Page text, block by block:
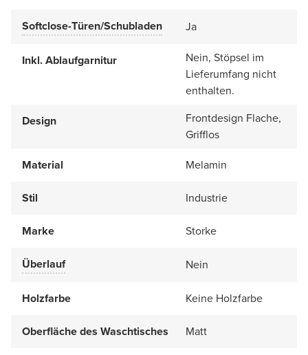
Softclose-Türen/Schubladen Ja
Inkl. Ablaufgarnitur
Nein, Stöpsel im
Lieferumfang nicht
enthalten.
Design
Frontdesign Flache,
Grifflos
Material
Melamin
Stil Industrie
Marke Storke
Überlauf Nein
Holzfarbe Keine Holzfarbe
Oberfläche des Waschtisches Matt